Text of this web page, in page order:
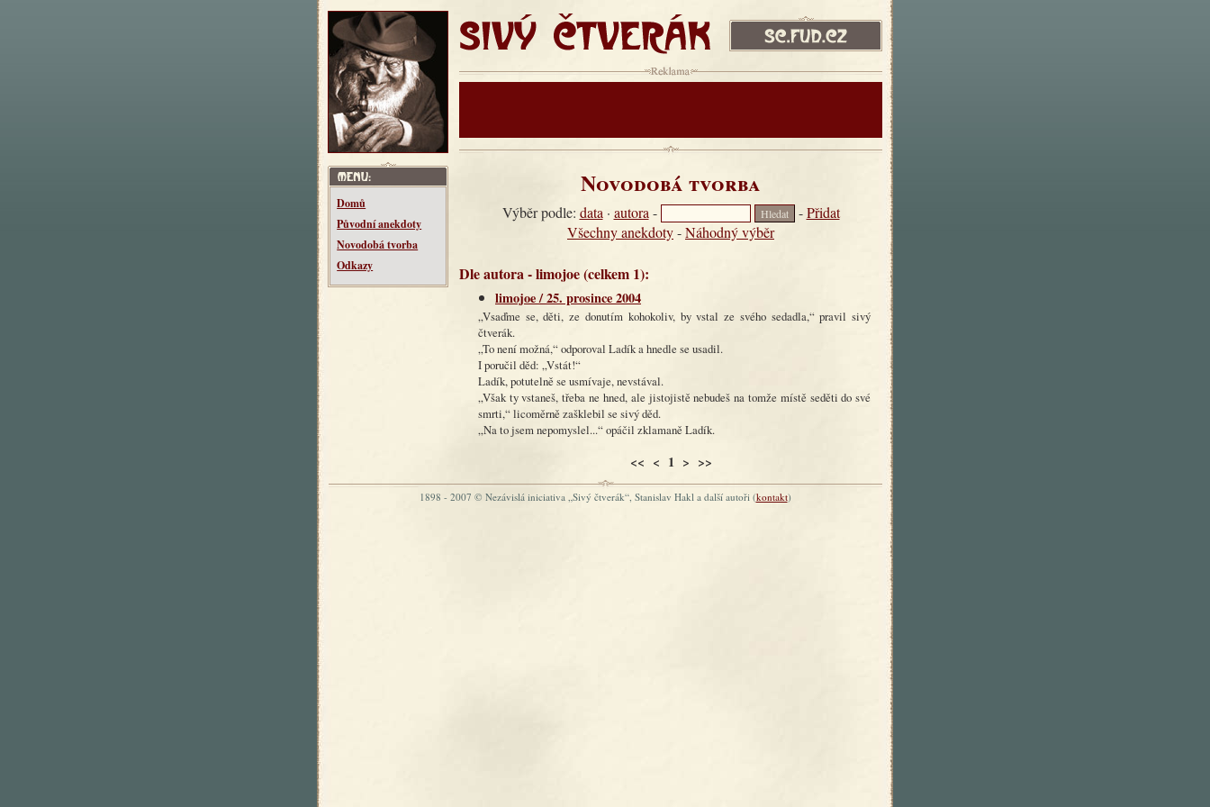
SIVÝ ČTVERÁK sc.fud.cz
Reklama:
Domů
Původní anekdoty
Novodobá tvorba
Odkazy
Novodobá tvorba
Výběr podle: data · autora - -Přidat
Všechny anekdoty-Náhodný výběr
Dle autora - limojoe (celkem 1):
limojoe / 25. prosince 2004
„Vsaďme se, děti, ze donutím kohokoliv, by vstal ze svého sedadla,“ pravil sivý
čtverák.
„To není možná,“ odporoval Ladík a hnedle se usadil.
I poručil děd: „Vstát!“
Ladík, potutelně se usmívaje, nevstával.
„Však ty vstaneš, třeba ne hned, ale jistojistě nebudeš na tomže místě seděti do své
smrti,“ licoměrně zašklebil se sivý děd.
„Na to jsem nepomyslel...“ opáčil zklamaně Ladík.
<< < 1 > >>
1898 - 2007 © Nezávislá iniciativa „Sivý čtverák“, Stanislav Hakl a další autoři (kontakt)